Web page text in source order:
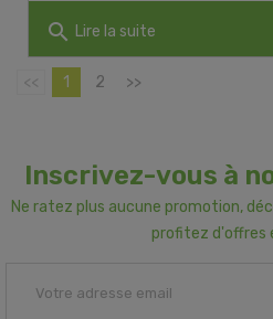
search Lire la suite
<< 1 2 >>
Inscrivez-vous à
Ne ratez plus aucune promotion,
profitez d'offres